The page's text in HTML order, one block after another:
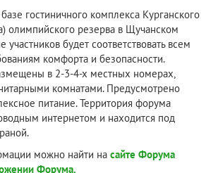
гостиничного комплекса Курганского
олимпийского резерва в Щучанском
участников будет соответствовать всем
комфорта и безопасности.
в 2-3-4-х местных номерах,
комнатами. Предусмотрено
питание. Территория форума
интернетом и находится под
можно найти на сайте Форума
Форума.